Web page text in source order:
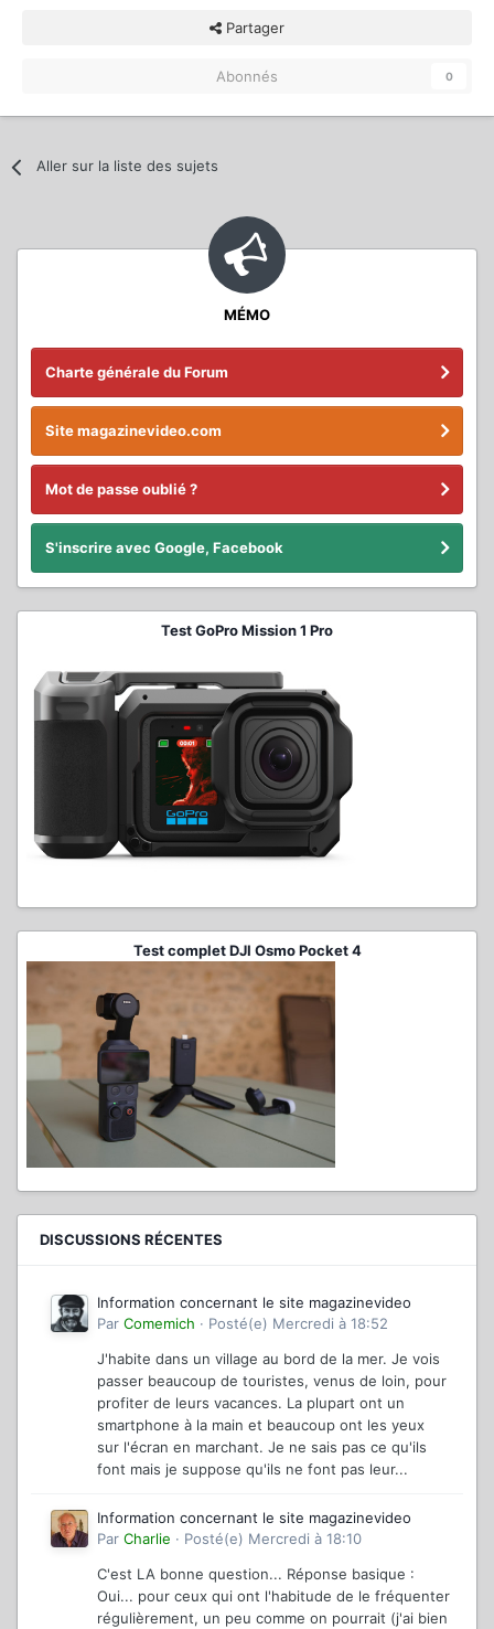
Partager
Abonnés 0
Aller sur la liste des sujets
MÉMO
Charte générale du Forum
Site magazinevideo.com
Mot de passe oublié ?
S'inscrire avec Google, Facebook
Test GoPro Mission 1 Pro
Test complet DJI Osmo Pocket 4
DISCUSSIONS RÉCENTES
Information concernant le site magazinevideo
Par Comemich · Posté(e) Mercredi à 18:52
J'habite dans un village au bord de la mer. Je vois
passer beaucoup de touristes, venus de loin, pour
profiter de leurs vacances. La plupart ont un
smartphone à la main et beaucoup ont les yeux
sur l'écran en marchant. Je ne sais pas ce qu'ils
font mais je suppose qu'ils ne font pas leur...
Information concernant le site magazinevideo
Par Charlie · Posté(e) Mercredi à 18:10
C'est LA bonne question... Réponse basique :
Oui... pour ceux qui ont l'habitude de le fréquenter
régulièrement, un peu comme on pourrait (j'ai bien